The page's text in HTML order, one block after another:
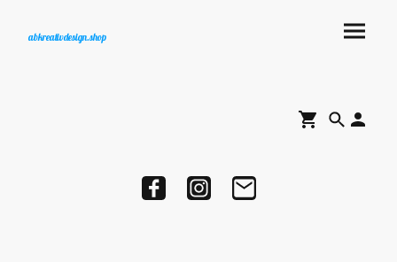
abkreativdesign.shop